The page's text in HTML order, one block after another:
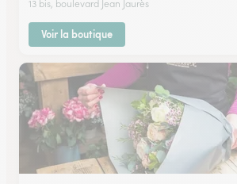
13 bis, boulevard Jean Jaurès
Voir la boutique